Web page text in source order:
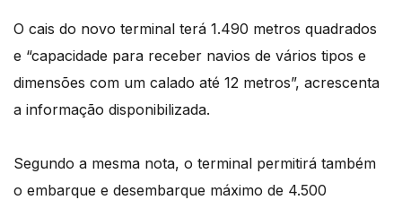
O cais do novo terminal terá 1.490 metros quadrados
e “capacidade para receber navios de vários tipos e
dimensões com um calado até 12 metros”, acrescenta
a informação disponibilizada.
Segundo a mesma nota, o terminal permitirá também
o embarque e desembarque máximo de 4.500